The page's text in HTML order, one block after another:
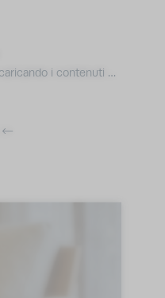
i contenuti …